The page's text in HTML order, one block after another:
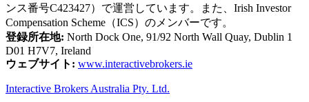
ンス番号C423427）で運営しています。また、Irish Investor
Compensation Scheme（ICS）のメンバーです。
登録所在地: North Dock One, 91/92 North Wall Quay, Dublin 1
D01 H7V7, Ireland
ウェブサイト: www.interactivebrokers.ie
Interactive Brokers Australia Pty. Ltd.